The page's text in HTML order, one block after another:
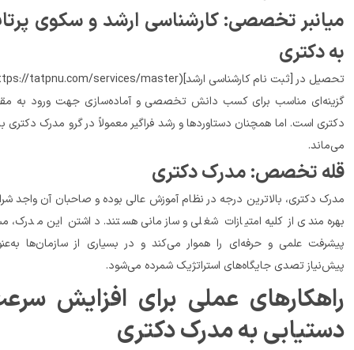
میانبر تخصصی: کارشناسی ارشد و سکوی پرتاب
دکتری
تحصیل در [ثبت نام کارشناسی ارشد](https://tatpnu.com/services/master)
گزینه‌ای مناسب برای کسب دانش تخصصی و آماده‌سازی جهت ورود به مقطع
تخصص: مدرک دکتری
مدرک دکتری، بالاترین درجه در نظام آموزش عالی بوده و صاحبان آن واجد شرایط
بهره‌مندی از کلیه امتیازات شغلی و سازمانی هستند. داشتن این مدرک، مسیر
پیشرفت علمی و حرفه‌ای را هموار می‌کند و در بسیاری از سازمان‌ها به‌عنوان
راهکارهای عملی برای افزایش سرعت
به مدرک دکتری